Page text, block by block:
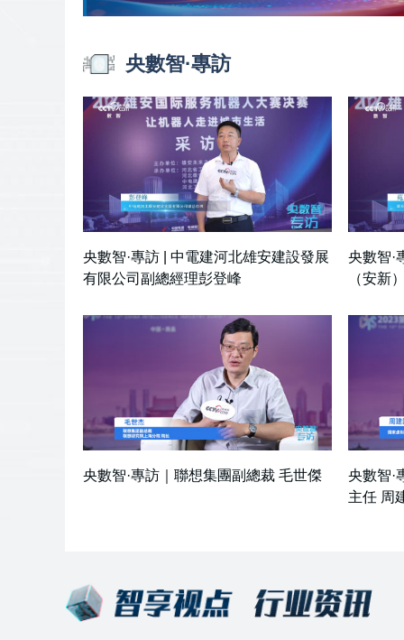
央數智·專訪
央數智·專訪 | 中電建河北雄安建設發展
有限公司副總經理彭登峰
央數智·
（安新
央數智·專訪｜聯想集團副總裁 毛世傑
央數智·
主任 周